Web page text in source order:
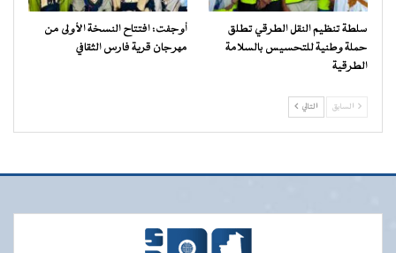
سلطة تنظيم النقل الطرقي تطلق
حملة وطنية للتحسيس بالسلامة
الطرقية
أوجفت: افتتاح النسخة الأولى من
مهرجان قرية فارس الثقافي
السابق التالي